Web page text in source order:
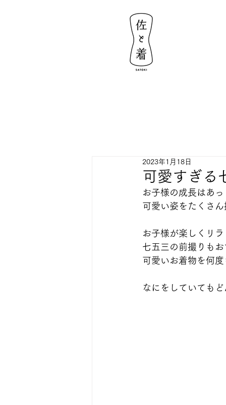
可愛すぎる
2023年1月18日
お子様の成長はあ
可愛い姿をたくさ
お子様が楽しくリ
七五三の前撮りも
可愛いお着物を何
なにをしていても